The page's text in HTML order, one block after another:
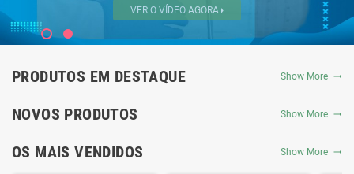
PRODUTOS EM DESTAQUE Show More
NOVOS PRODUTOS Show More
OS MAIS VENDIDOS Show More